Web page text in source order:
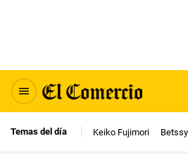
Temas del día Keiko Fujimori